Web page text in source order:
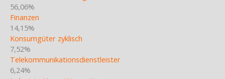
56,06%
Finanzen
14,15%
Konsumgüter zyklisch
7,52%
Telekommunikationsdienstleister
6,24%